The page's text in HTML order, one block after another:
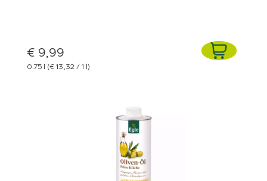
€ 9,99
0.75 l (€ 13,32 / 1 l)